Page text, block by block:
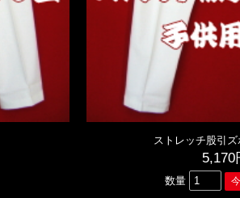
ストレッチ股引
5,170
数量